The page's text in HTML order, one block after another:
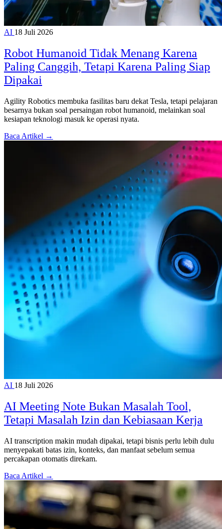
AI 18 Juli 2026
Robot Humanoid Tidak Menang Karena
Paling Canggih, Tetapi Karena Paling Siap
Dipakai
Agility Robotics membuka fasilitas baru dekat Tesla, tetapi pelajaran
besarnya bukan soal persaingan robot humanoid, melainkan soal
kesiapan teknologi masuk ke operasi nyata.
Baca Artikel →
AI 18 Juli 2026
AI Meeting Note Bukan Masalah Tool,
Tetapi Masalah Izin dan Kebiasaan Kerja
AI transcription makin mudah dipakai, tetapi bisnis perlu lebih dulu
menyepakati batas izin, konteks, dan manfaat sebelum semua
percakapan otomatis direkam.
Baca Artikel →